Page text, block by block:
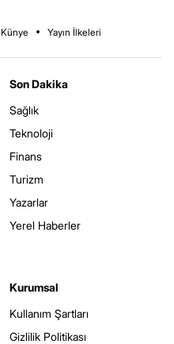
Künye Yayın İlkeleri
Son Dakika
Sağlık
Teknoloji
Finans
Turizm
Yazarlar
Yerel Haberler
Kurumsal
Kullanım Şartları
Gizlilik Politikası